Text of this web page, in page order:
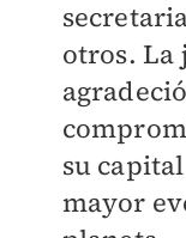
otros. La
su
mayor